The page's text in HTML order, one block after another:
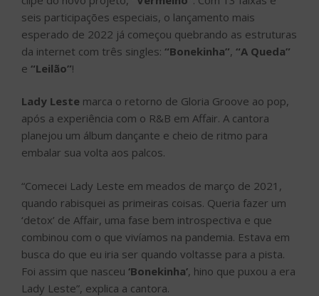
seis participações especiais, o lançamento mais
esperado de 2022 já começou quebrando as estruturas
da internet com três singles: “Bonekinha”, “A Queda”
e “Leilão”!
Lady Leste marca o retorno de Gloria Groove ao pop,
após a experiência com o R&B em Affair. A cantora
planejou um álbum dançante e cheio de ritmo para
embalar sua volta aos palcos.
“Comecei Lady Leste em meados de março de 2021,
quando rabisquei as primeiras coisas. Queria fazer um
‘detox’ de Affair, uma fase bem introspectiva e que
combinou com o que vivíamos na pandemia. Estava em
busca do que eu iria ser quando voltasse para a pista.
Foi assim que nasceu ‘Bonekinha’, hino que puxou a era
Lady Leste”, explica a cantora.